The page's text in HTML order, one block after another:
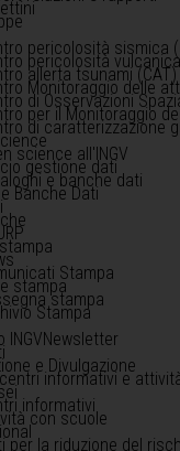
pericolosità sismica
pericolosità
allerta tsunami (CAT)
Monitoraggio delle
di Osservazioni
per il Monitoraggio
di caratterizzazione
science all'INGV
gestione dati
e banche dati
Banche Dati
Stampa
stampa
stampa
Stampa
INGVNewsletter
e Divulgazione
informativi e
informativi
con scuole
per la riduzione del